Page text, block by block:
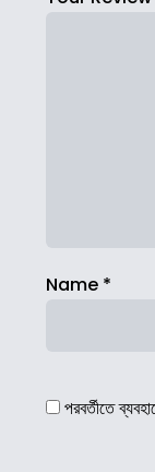
Name *
পরবর্তীতে